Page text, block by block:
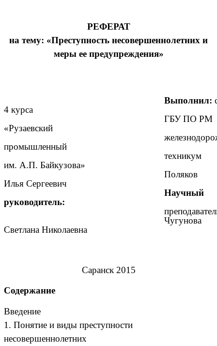
РЕФЕРАТ
на тему: «Преступность несовершеннолетних и
меры ее предупреждения»
Выполнил:
4 курса
ГБУ ПО РМ
«Рузаевский
промышленный
техникум
им. А.П. Байкузова»
Поляков
Илья Сергеевич
Научный
руководитель:
Чугунова
Светлана Николаевна
Саранск 2015
Содержание
Введение
1. Понятие и виды преступности
несовершеннолетних